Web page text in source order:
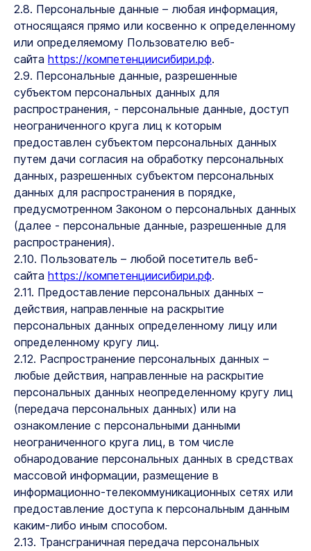
2.8. Персональные данные – любая информация,
относящаяся прямо или косвенно к определенному
или определяемому Пользователю веб-
сайта https://компетенциисибири.рф.
2.9. Персональные данные, разрешенные
субъектом персональных данных для
распространения, - персональные данные, доступ
неограниченного круга лиц к которым
предоставлен субъектом персональных данных
путем дачи согласия на обработку персональных
данных, разрешенных субъектом персональных
данных для распространения в порядке,
предусмотренном Законом о персональных данных
(далее - персональные данные, разрешенные для
распространения).
2.10. Пользователь – любой посетитель веб-
сайта https://компетенциисибири.рф.
2.11. Предоставление персональных данных –
действия, направленные на раскрытие
персональных данных определенному лицу или
определенному кругу лиц.
2.12. Распространение персональных данных –
любые действия, направленные на раскрытие
персональных данных неопределенному кругу лиц
(передача персональных данных) или на
ознакомление с персональными данными
неограниченного круга лиц, в том числе
обнародование персональных данных в средствах
массовой информации, размещение в
информационно-телекоммуникационных сетях или
предоставление доступа к персональным данным
каким-либо иным способом.
2.13. Трансграничная передача персональных